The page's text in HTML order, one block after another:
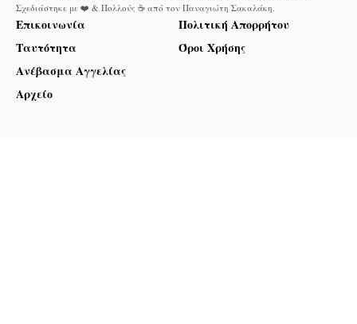
Σχεδιάστηκε με ❤️ & Πολλούς ☕ από τον Παναγιώτη Σακαλάκη
Επικοινωνία
Ταυτότητα
Ανέβασμα Αγγελίας
Αρχείο
Πολιτική Απορρήτου
Όροι Χρήσης